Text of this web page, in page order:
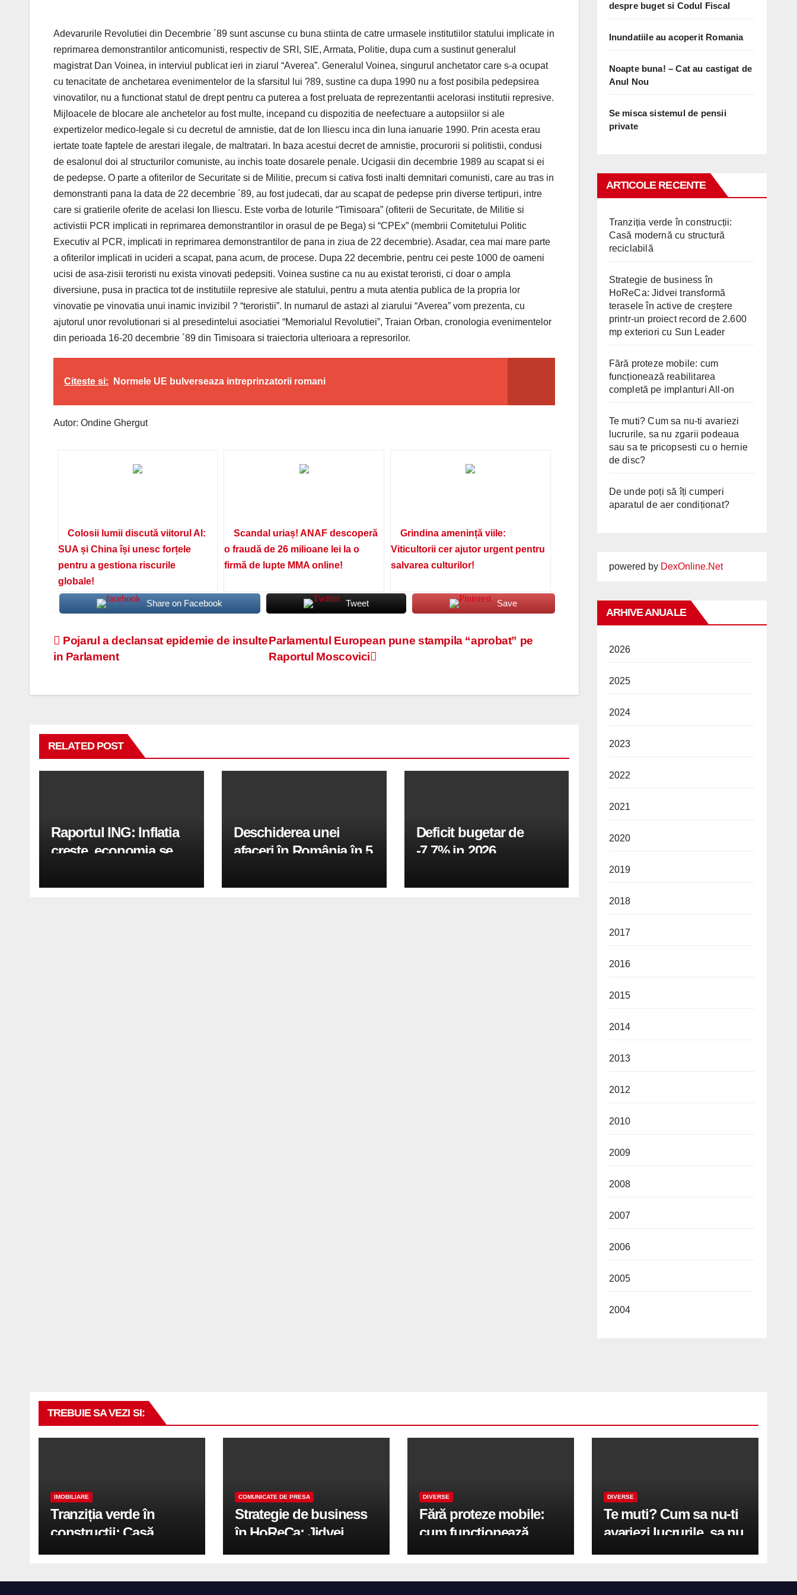
Adevarurile Revolutiei din Decembrie ´89 sunt ascunse cu buna stiinta de catre urmasele institutiilor statului implicate in
reprimarea demonstrantilor anticomunisti, respectiv de SRI, SIE, Armata, Politie, dupa cum a sustinut generalul
magistrat Dan Voinea, in interviul publicat ieri in ziarul “Averea”. Generalul Voinea, singurul anchetator care s-a ocupat
cu tenacitate de anchetarea evenimentelor de la sfarsitul lui ?89, sustine ca dupa 1990 nu a fost posibila pedepsirea
vinovatilor, nu a functionat statul de drept pentru ca puterea a fost preluata de reprezentantii acelorasi institutii represive.
Mijloacele de blocare ale anchetelor au fost multe, incepand cu dispozitia de neefectuare a autopsiilor si ale
expertizelor medico-legale si cu decretul de amnistie, dat de Ion Iliescu inca din luna ianuarie 1990. Prin acesta erau
iertate toate faptele de arestari ilegale, de maltratari. In baza acestui decret de amnistie, procurorii si politistii, condusi
de esalonul doi al structurilor comuniste, au inchis toate dosarele penale. Ucigasii din decembrie 1989 au scapat si ei
de pedepse. O parte a ofiterilor de Securitate si de Militie, precum si cativa fosti inalti demnitari comunisti, care au tras in
demonstranti pana la data de 22 decembrie ´89, au fost judecati, dar au scapat de pedepse prin diverse tertipuri, intre
care si gratierile oferite de acelasi Ion Iliescu. Este vorba de loturile “Timisoara” (ofiterii de Securitate, de Militie si
activistii PCR implicati in reprimarea demonstrantilor in orasul de pe Bega) si “CPEx” (membrii Comitetului Politic
Executiv al PCR, implicati in reprimarea demonstrantilor de pana in ziua de 22 decembrie). Asadar, cea mai mare parte
a ofiterilor implicati in ucideri a scapat, pana acum, de procese. Dupa 22 decembrie, pentru cei peste 1000 de oameni
ucisi de asa-zisii teroristi nu exista vinovati pedepsiti. Voinea sustine ca nu au existat teroristi, ci doar o ampla
diversiune, pusa in practica tot de institutiile represive ale statului, pentru a muta atentia publica de la propria lor
vinovatie pe vinovatia unui inamic invizibil ? “teroristii”. In numarul de astazi al ziarului “Averea” vom prezenta, cu
ajutorul unor revolutionari si al presedintelui asociatiei “Memorialul Revolutiei”, Traian Orban, cronologia evenimentelor
din perioada 16-20 decembrie ´89 din Timisoara si traiectoria ulterioara a represorilor.
Citeste si: Normele UE bulverseaza intreprinzatorii romani
Autor: Ondine Ghergut
Colosii lumii discută viitorul AI:
SUA și China își unesc forțele
pentru a gestiona riscurile
globale!
Scandal uriaș! ANAF descoperă
o fraudă de 26 milioane lei la o
firmă de lupte MMA online!
Grindina amenință viile:
Viticultorii cer ajutor urgent pentru
salvarea culturilor!
Share on Facebook Tweet Save
Navigare
articole
Parlamentul European pune stampila “aprobat” pe
Raportul Moscovici
Pojarul a declansat epidemie de insulte
in Parlament
RELATED POST
Raportul ING: Inflatia
creste, economia se
in a doua jumatate a
Deschiderea unei
afaceri în România în 5
Deficit bugetar de
-7,7% in 2026,
fiind de 6%
despre buget si Codul Fiscal
Inundatiile au acoperit Romania
Noapte buna! – Cat au castigat de
Anul Nou
Se misca sistemul de pensii
private
ARTICOLE RECENTE
Tranziția verde în construcții:
Casă modernă cu structură
reciclabilă
Strategie de business în
HoReCa: Jidvei transformă
terasele în active de creștere
printr-un proiect record de 2.600
mp exteriori cu Sun Leader
Fără proteze mobile: cum
funcționează reabilitarea
completă pe implanturi All-on
Te muti? Cum sa nu-ti avariezi
lucrurile, sa nu zgarii podeaua
sau sa te pricopsesti cu o hernie
de disc?
De unde poți să îți cumperi
aparatul de aer condiționat?
powered by DexOnline.Net
ARHIVE ANUALE
2026
2025
2024
2023
2022
2021
2020
2019
2018
2017
2016
2015
2014
2013
2012
2010
2009
2008
2007
2006
2005
2004
TREBUIE SA VEZI SI:
IMOBILIARE
Tranziția verde în
construcții: Casă
modernă cu structură
COMUNICATE DE PRESA
Strategie de business
în HoReCa: Jidvei
transformă terasele în
DIVERSE
Fără proteze mobile:
cum funcționează
reabilitarea completă
DIVERSE
Te muti? Cum sa nu-ti
avariezi lucrurile, sa nu
zgarii podeaua sau sa